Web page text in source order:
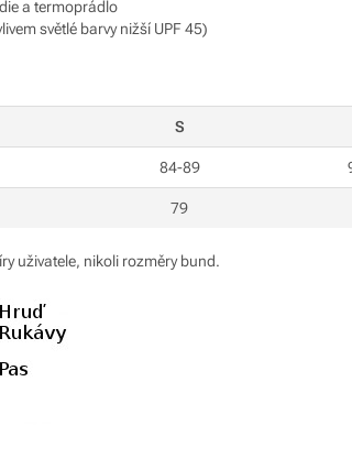
a termoprádlo
světlé barvy nižší UPF 45)
S
84-89
79
uživatele, nikoli rozměry bund.